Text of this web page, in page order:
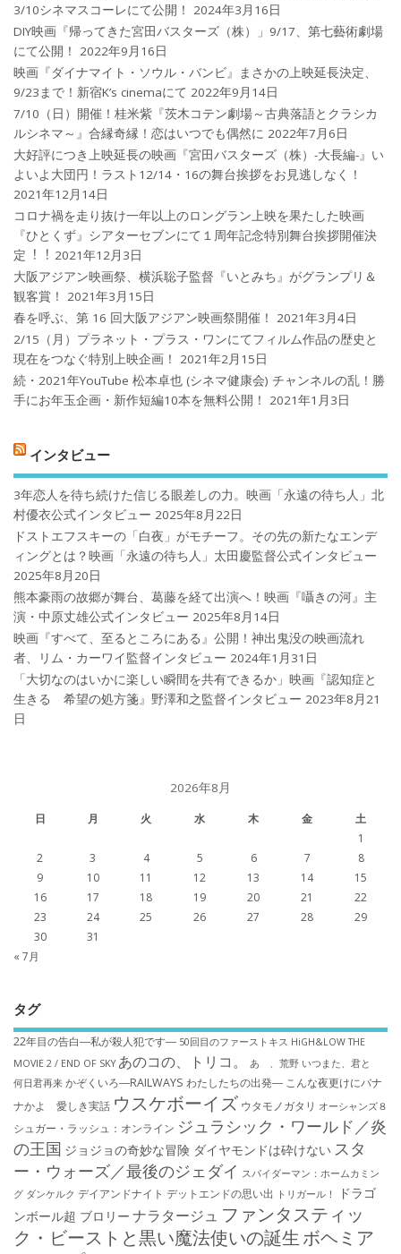
3/10シネマスコーレにて公開！
2024年3月16日
DIY映画『帰ってきた宮田バスターズ（株）」9/17、第七藝術劇場
にて公開！
2022年9月16日
映画『ダイナマイト・ソウル・バンビ』まさかの上映延長決定、
9/23まで！新宿K’s cinemaにて 2022年9月14日
7/10（日）開催！桂米紫『茨木コテン劇場～古典落語とクラシカ
ルシネマ～』合縁奇縁！恋はいつでも偶然に 2022年7月6日
大好評につき上映延長の映画『宮田バスターズ（株）-大長編-』い
よいよ大団円！ラスト12/14・16の舞台挨拶をお見逃しなく！
2021年12月14日
コロナ禍を⾛り抜け⼀年以上のロングラン上映を果たした映画
『ひとくず』シアターセブンにて１周年記念特別舞台挨拶開催決
定︕︕ 2021年12月3日
大阪アジアン映画祭、横浜聡子監督『いとみち』がグランプリ＆
観客賞！
2021年3月15日
春を呼ぶ、第 16 回大阪アジアン映画祭開催！
2021年3月4日
2/15（月）プラネット・プラス・ワンにてフィルム作品の歴史と
現在をつなぐ特別上映企画！
2021年2月15日
続・2021年YouTube 松本卓也 (シネマ健康会) チャンネルの乱！勝
手にお年玉企画・新作短編10本を無料公開！
2021年1月3日
インタビュー
3年恋人を待ち続けた信じる眼差しの力。映画「永遠の待ち人」北
村優衣公式インタビュー 2025年8月22日
ドストエフスキーの「白夜」がモチーフ。その先の新たなエンデ
ィングとは？映画「永遠の待ち人」太田慶監督公式インタビュー
2025年8月20日
熊本豪雨の故郷が舞台、葛藤を経て出演へ！映画『囁きの河』主
演・中原丈雄公式インタビュー 2025年8月14日
映画『すべて、至るところにある』公開！神出鬼没の映画流れ
者、リム・カーワイ監督インタビュー 2024年1月31日
「大切なのはいかに楽しい瞬間を共有できるか」映画『認知症と
生きる 希望の処方箋』野澤和之監督インタビュー 2023年8月21
日
2026年8月
日 月 火 水 木 金
土
1
2
3 4 5 6 7
8
9
10 11 12 13 14
15
16
17 18 19 20 21
22
23
24 25 26 27 28
29
30
31
« 7月
タグ
22年目の告白―私が殺人犯です― 50回目のファーストキス HiGH&LOW THE
MOVIE 2 / END OF SKY あのコの、トリコ。 あゝ、荒野 いつまた、君と
何日君再来 かぞくいろ―RAILWAYS わたしたちの出発― こんな夜更けにバナ
ナかよ 愛しき実話 ウスケボーイズ ウタモノガタリ オーシャンズ８
シュガー・ラッシュ：オ​ンライン ジュラシック・ワールド／炎
の王国 ジョジョの奇妙な冒険 ダイヤモンドは砕けない スタ
ー・ウォーズ／最後のジェダイ スパイダーマン：ホームカミン
グ ダンケルク デイアンドナイト デットエンドの思い出 トリガール！
ドラゴ
ンボール超 ブロリー ナラタージュ ファンタスティッ
ク・ビーストと黒い魔法使いの誕生 ボヘミア